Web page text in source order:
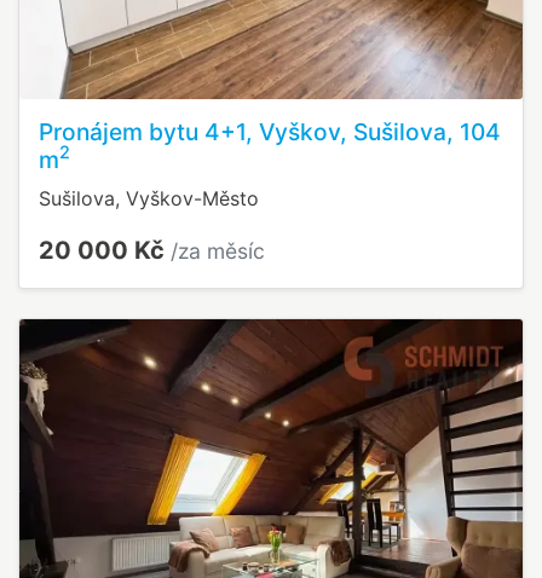
Pronájem bytu 4+1, Vyškov, Sušilova, 104
m2
Sušilova, Vyškov-Město
20 000 Kč /za měsíc